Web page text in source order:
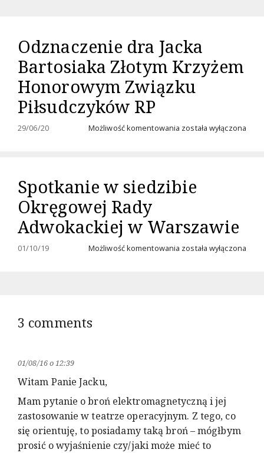
Odznaczenie dra Jacka
Bartosiaka Złotym Krzyżem
Honorowym Związku
Piłsudczyków RP
29/06/20 Możliwość komentowania Odznaczenie
Krzyżem
Honorowym
RP
została wyłączona
Spotkanie w siedzibie
Okręgowej Rady
Adwokackiej w Warszawie
01/10/19 Możliwość komentowania Spotkanie
została wyłączona
3 comments
01/08/16 o 12:39
Witam Panie Jacku,
Mam pytanie o broń elektromagnetyczną i jej
zastosowanie w teatrze operacyjnym. Z tego, co
się orientuję, to posiadamy taką broń – mógłbym
prosić o wyjaśnienie czy/jaki może mieć to